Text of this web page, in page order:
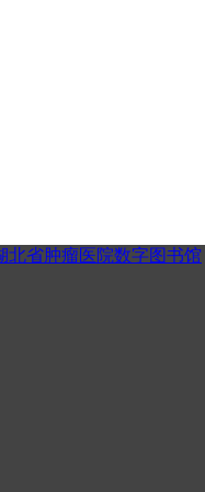
北省肿瘤医院数字图书馆